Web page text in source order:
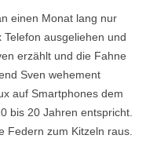
einen Monat lang nur
ausgeliehen und
erzählt und die Fahne
Sven wehement
auf Smartphones dem
bis 20 Jahren entspricht.
Federn zum Kitzeln raus.